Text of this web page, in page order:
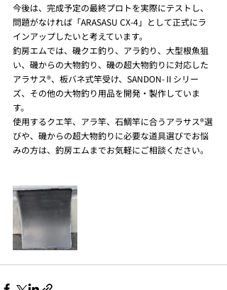
今後は、完成予定の最終プロトを実際にテストし、
問題がなければ「ARASASU CX-4」として正式にラ
インアップしたいと考えています。
釣房エムでは、磯クエ釣り、アラ釣り、大型根魚狙
い、磯からの大物釣り、磯の超大物釣りに対応した
アラサス®、板バネ式竿受け、SANDON-Ⅱシリー
ズ、その他の大物釣り用品を開発・製作していま
す。
使用するクエ竿、アラ竿、石鯛竿に合うアラサス®選
びや、磯からの超大物釣りに必要な道具選びでお悩
みの方は、釣房エムまでお気軽にご相談ください。